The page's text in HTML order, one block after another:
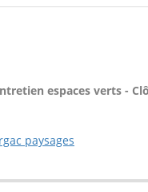
espaces verts -
paysages